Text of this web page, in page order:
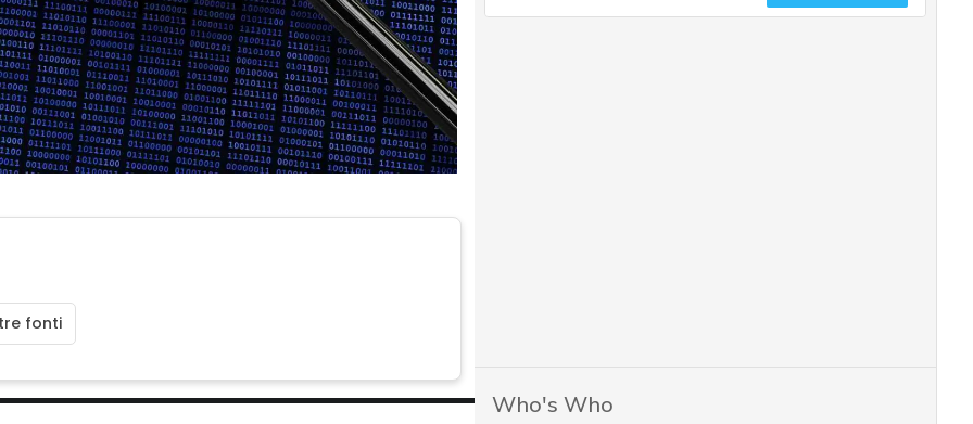
fonti
Who's Who